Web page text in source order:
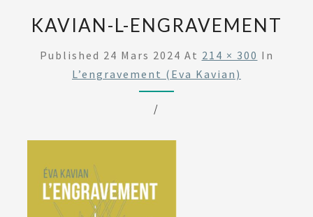
KAVIAN-L-ENGRAVEMENT
Published 24 Mars 2024 At 214 × 300 In
L’engravement (Eva Kavian)
/